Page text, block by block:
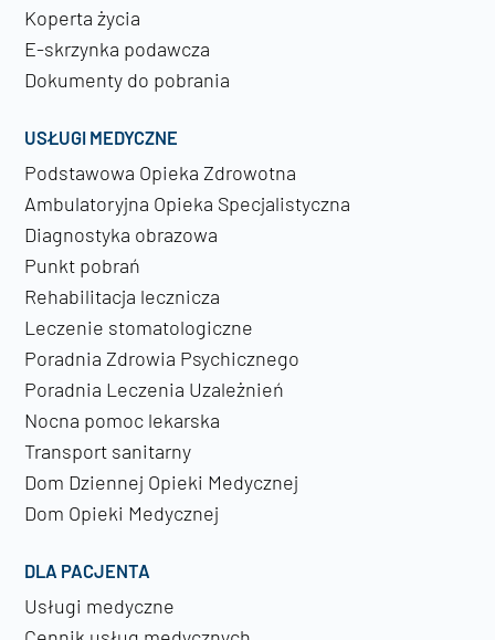
Koperta życia
E-skrzynka podawcza
Dokumenty do pobrania
USŁUGI MEDYCZNE
Podstawowa Opieka Zdrowotna
Ambulatoryjna Opieka Specjalistyczna
Diagnostyka obrazowa
Punkt pobrań
Rehabilitacja lecznicza
Leczenie stomatologiczne
Poradnia Zdrowia Psychicznego
Poradnia Leczenia Uzależnień
Nocna pomoc lekarska
Transport sanitarny
Dom Dziennej Opieki Medycznej
Dom Opieki Medycznej
DLA PACJENTA
Usługi medyczne